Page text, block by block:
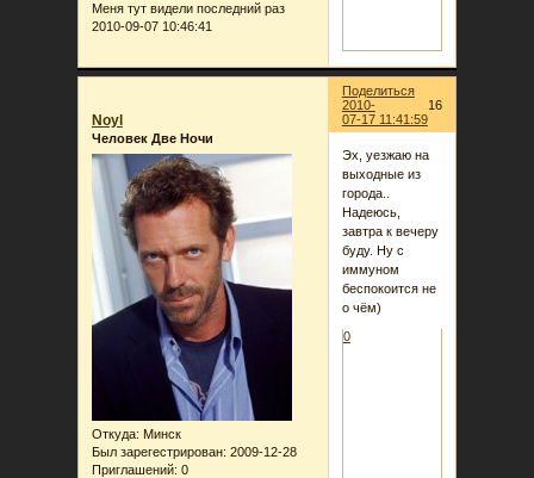
Меня тут видели последний раз
2010-09-07 10:46:41
Поделиться
16
2010-
07-17 11:41:59
Noyl
Человек Две Ночи
Откуда: Минск
Был зарегестрирован: 2009-12-28
Приглашений: 0
Эх, уезжаю на
выходные из
города..
Надеюсь,
завтра к вечеру
буду. Ну с
иммуном
беспокоится не
о чём)
0